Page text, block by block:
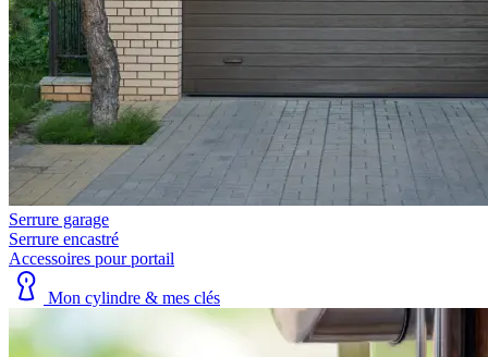
Serrure garage
Serrure encastré
Accessoires pour portail
Mon cylindre & mes clés